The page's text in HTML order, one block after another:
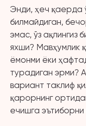
Энди, ҳеч қаерда
билмайдиган,
эмас, ўз ақлингиз
яхши? Мавҳумлик
ёмонми ёки
турадиган эрми?
вариант таклиф
қарорнинг
ечишга